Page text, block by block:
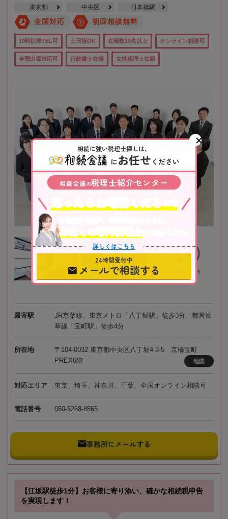
東京都 中央区 日本橋駅
全国対応 初回相談無料
19時以降TEL可 土日祝OK 在籍数10名以上 オンライン相談可
全国出張対応可 行政書士在籍 女性税理士在籍
最寄駅
JR京葉線、東京メトロ「八丁堀駅」徒歩3分、都営浅
草線「宝町駅」徒歩4分
所在地
〒104-0032 東京都中央区八丁堀4-3-5 京橋宝町
PREX6階
地図
対応エリア 東京、埼玉、神奈川、千葉、全国オンライン相談可
電話番号 050-5268-8565
事務所にメールする
【江坂駅徒歩1分】お客様に寄り添い、確かな相続税申告
を実現します！
相続に強い税理士探しは、
にお任せ ください
相続会議の税理士紹介センター
不動産や株式等、相続資産に合わせて、
お近くの専門税理士
をご紹介します。
詳しくはこちら
24時間受付中
メールで相談する